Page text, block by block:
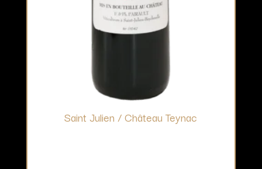
Saint Julien / Château Teynac